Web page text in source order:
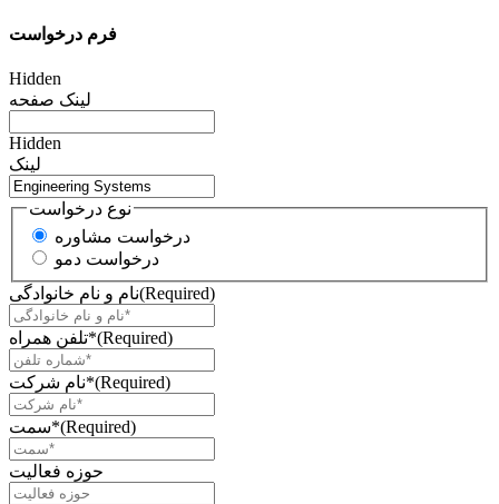
فرم درخواست
Hidden
لینک صفحه
Hidden
لینک
نوع درخواست
درخواست مشاوره
درخواست دمو
نام و نام خانوادگی(Required)
تلفن همراه*(Required)
نام شرکت*(Required)
سمت*(Required)
حوزه فعالیت